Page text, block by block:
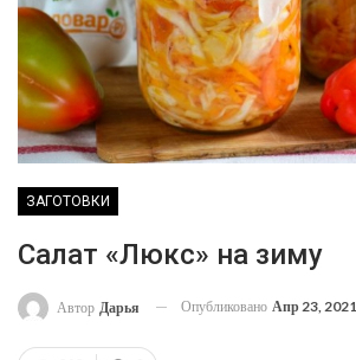
ЗАГОТОВКИ
Салат «Люкс» на зиму
Автор Дарья Опубликовано Апр 23, 2021